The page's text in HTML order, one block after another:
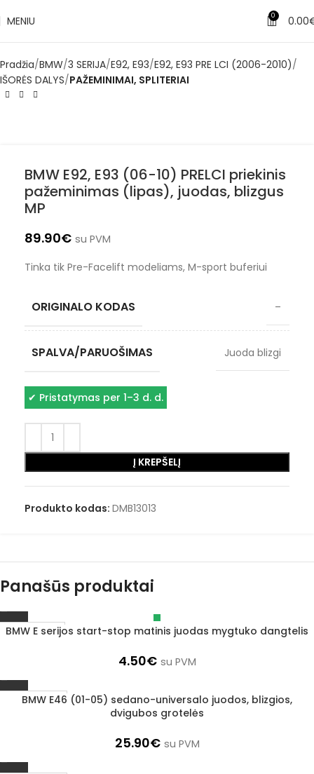
MENIU 0 0.00
Pradžia BMW 3 SERIJA E92, E93 E92, E93 PRE LCI (2006-2010)
IŠORĖS DALYS PAŽEMINIMAI, SPLITERIAI
BMW E92, E93 (06-10) PRELCI priekinis
pažeminimas (lipas), juodas, blizgus
MP
89.90€ su PVM
Tinka tik Pre-Facelift modeliams, M-sport buferiui
ORIGINALO KODAS –
SPALVA/PARUOŠIMAS Juoda blizgi
✔ Pristatymas per 1–3 d. d.
Į KREPŠELĮ
Produkto kodas: DMB13013
Panašūs produktai
Išparduota
BMW E serijos start-stop matinis juodas mygtuko dangtelis
4.50€ su PVM
1–3 d. d.
BMW E46 (01-05) sedano-universalo juodos, blizgios,
dvigubos grotelės
25.90€ su PVM